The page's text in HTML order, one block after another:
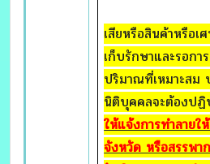
เสียหรือสินค้าหรือเ
เก็บรักษาและรอกา
ปริมาณที่เหมาะสม
นิติบุคคลจะต้องปฏิ
ให้แจ้งการทำลาย
จังหวัด หรือสรรพ